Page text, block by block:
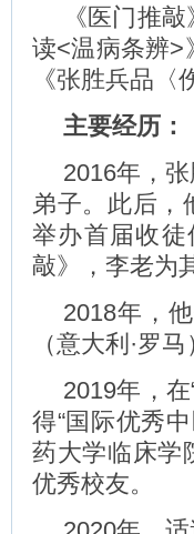
《医门推
读<温病条辨
《张胜兵品
主要经历：
2016年，
弟子。此后，
举办首届收
敲》，李老为
2018年，
（意大利·罗马
2019年，
得“国际优秀
药大学临床学
优秀校友。